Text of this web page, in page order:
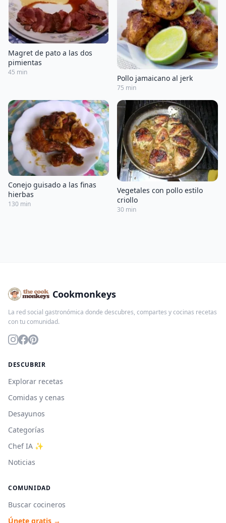
Magret de pato a las dos
pimientas
45 min
Pollo jamaicano al jerk
75 min
Conejo guisado a las finas
hierbas
130 min
Vegetales con pollo estilo
criollo
30 min
Cookmonkeys
La red social gastronómica donde descubres, compartes y cocinas recetas
con tu comunidad.
DESCUBRIR
Explorar recetas
Comidas y cenas
Desayunos
Categorías
Chef IA ✨
Noticias
COMUNIDAD
Buscar cocineros
Únete gratis →